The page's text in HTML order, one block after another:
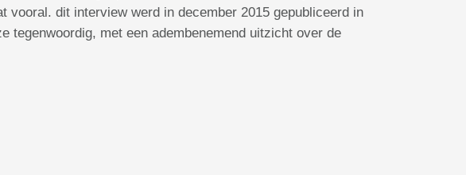
vooral. dit interview werd in december 2015 gepubliceerd in
tegenwoordig, met een adembenemend uitzicht over de